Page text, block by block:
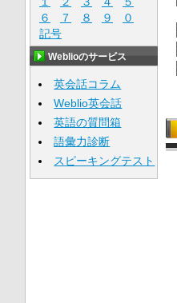
６
７ ８ ９
０
記号
Weblioのサービス
英会話コラム
Weblio英会話
英語の質問箱
語彙力診断
スピーキングテスト